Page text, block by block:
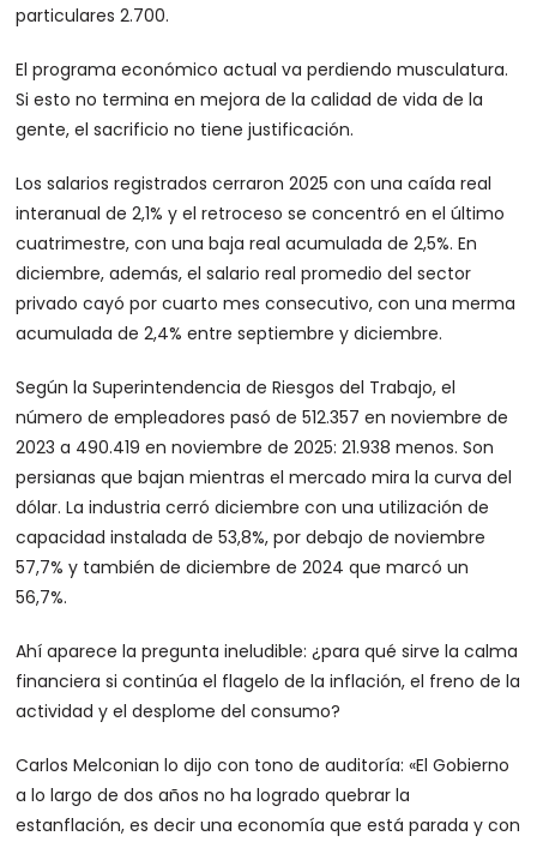
particulares 2.700.
El programa económico actual va perdiendo musculatura.
Si esto no termina en mejora de la calidad de vida de la
gente, el sacrificio no tiene justificación.
Los salarios registrados cerraron 2025 con una caída real
interanual de 2,1% y el retroceso se concentró en el último
cuatrimestre, con una baja real acumulada de 2,5%. En
diciembre, además, el salario real promedio del sector
privado cayó por cuarto mes consecutivo, con una merma
acumulada de 2,4% entre septiembre y diciembre.
Según la Superintendencia de Riesgos del Trabajo, el
número de empleadores pasó de 512.357 en noviembre de
2023 a 490.419 en noviembre de 2025: 21.938 menos. Son
persianas que bajan mientras el mercado mira la curva del
dólar. La industria cerró diciembre con una utilización de
capacidad instalada de 53,8%, por debajo de noviembre
57,7% y también de diciembre de 2024 que marcó un
56,7%.
Ahí aparece la pregunta ineludible: ¿para qué sirve la calma
financiera si continúa el flagelo de la inflación, el freno de la
actividad y el desplome del consumo?
Carlos Melconian lo dijo con tono de auditoría: «El Gobierno
a lo largo de dos años no ha logrado quebrar la
estanflación, es decir una economía que está parada y con